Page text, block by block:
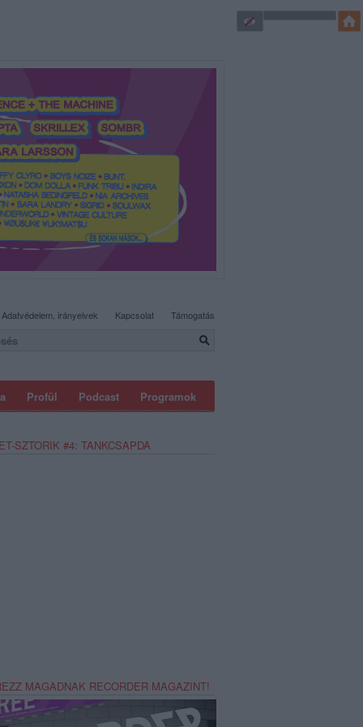
Profül Podcast Programok
Adatvédelem, irányelvek Kapcsolat Támogatás
SZTORIK #4: TANKCSAPDA
MAGADNAK RECORDER MAGAZINT!
SÜTI BEÁLLÍTÁSOK MÓDOSÍTÁSA